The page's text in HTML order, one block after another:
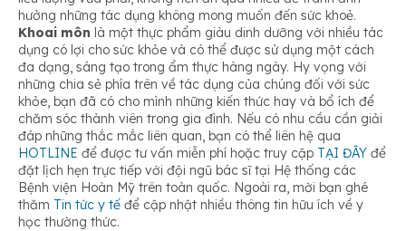
hưởng những tác dụng không mong muốn đến sức khoẻ.
Khoai môn là một thực phẩm giàu dinh dưỡng với nhiều tác
dụng có lợi cho sức khỏe và có thể được sử dụng một cách
đa dạng, sáng tạo trong ẩm thực hàng ngày. Hy vọng với
những chia sẻ phía trên về tác dụng của chúng đối với sức
khỏe, bạn đã có cho mình những kiến thức hay và bổ ích để
chăm sóc thành viên trong gia đình. Nếu có nhu cầu cần giải
đáp những thắc mắc liên quan, bạn có thể liên hệ qua
HOTLINE để được tư vấn miễn phí hoặc truy cập TẠI ĐÂY để
đặt lịch hẹn trực tiếp với đội ngũ bác sĩ tại Hệ thống các
Bệnh viện Hoàn Mỹ trên toàn quốc. Ngoài ra, mời bạn ghé
thăm Tin tức y tế để cập nhật nhiều thông tin hữu ích về y
học thường thức.